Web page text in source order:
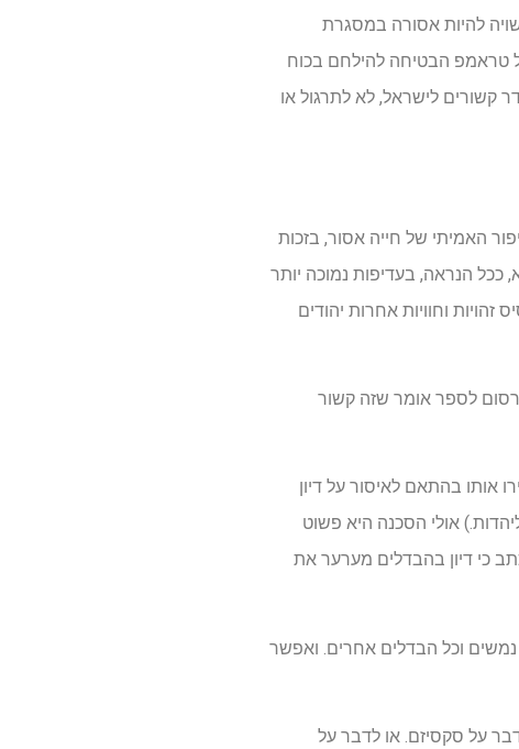
להיות אסורה במסגרת
טראמפ הבטיחה להילחם בכוח
קשורים לישראל, לא לתרגול או
האמיתי של חייה אסור, בזכות
הנראה, בעדיפות נמוכה יותר
וחוויות אחרות יהודים
לספר אומר שזה קשור
אותו בהתאם לאיסור על דיון
אולי הסכנה היא פשוט
כי דיון בהבדלים מערער את
נמשים וכל הבדלים אחרים. ואפשר
על סקסיזם. או לדבר על